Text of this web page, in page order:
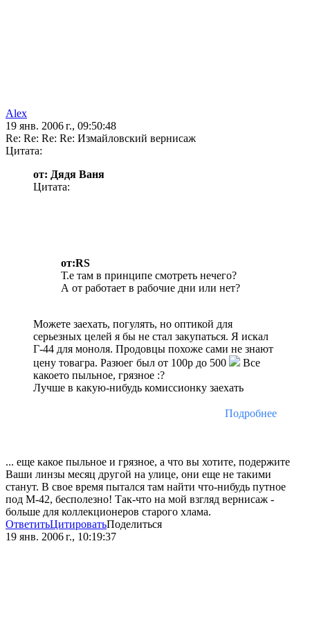
Alex
19 янв. 2006 г., 09:50:48
Re: Re: Re: Re: Измайловский вернисаж
Цитата:
от: Дядя Ваня
Цитата:
от:RS
Т.е там в принципе смотреть нечего?
А от работает в рабочие дни или нет?
Можете заехать, погулять, но оптикой для
серьезных целей я бы не стал закупаться. Я искал
Г-44 для моноля. Продовцы похоже сами не знают
цену товагра. Разюег был от 100р до 500
Все
какоето пыльное, грязное :?
Лучше в какую-нибудь комиссионку заехать
Подробнее
... еще какое пыльное и грязное, а что вы хотите, подержите
Ваши линзы месяц другой на улице, они еще не такими
станут. В свое время пытался там найти что-нибудь путное
под М-42, бесполезно! Так-что на мой взгляд вернисаж -
больше для коллекционеров старого хлама.
ОтветитьЦитироватьПоделиться
19 янв. 2006 г., 10:19:37